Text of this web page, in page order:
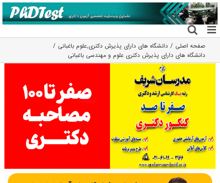
رفتن
به
محتوا
صفحه اصلی دانشگاه های دارای پذیرش دکتری,علوم باغبانی
دانشگاه های دارای پذیرش دکتری علوم و مهندسی باغبانی